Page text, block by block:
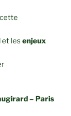
et les enjeux
– Paris